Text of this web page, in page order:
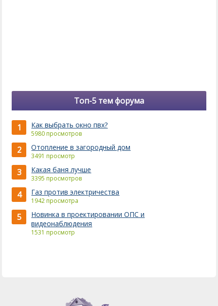
Топ-5 тем форума
1 Как выбрать окно пвх?
5980 просмотров
2 Отопление в загородный дом
3491 просмотр
3 Какая баня лучше
3395 просмотров
4 Газ против электричества
1942 просмотра
5
Новинка в проектировании ОПС и
видеонаблюдения
1531 просмотр